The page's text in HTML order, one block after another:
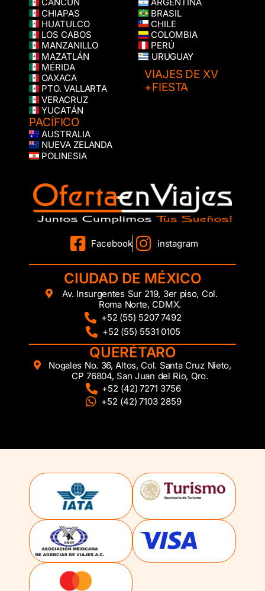
CANCÚN
CHIAPAS
HUATULCO
LOS CABOS
MANZANILLO
MAZATLÁN
MÉRIDA
OAXACA
PTO. VALLARTA
VERACRUZ
YUCATÁN
PACÍFICO
AUSTRALIA
NUEVA ZELANDA
POLINESIA
ARGENTINA
BRASIL
CHILE
COLOMBIA
PERÚ
URUGUAY
VIAJES DE XV
+FIESTA
Facebook instagram
CIUDAD DE MÉXICO
Av. Insurgentes Sur 219, 3er piso, Col.
Roma Norte, CDMX.
+52 (55) 5207 7492
+52 (55) 5531 0105
QUERÉTARO
Nogales No. 36, Altos, Col. Santa Cruz Nieto,
CP 76804, San Juan del Rio, Qro.
+52 (42) 7271 3756
+52 (42) 7103 2859